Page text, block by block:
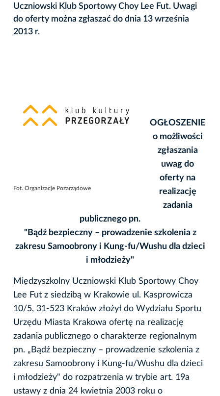
Uczniowski Klub Sportowy Choy Lee Fut. Uwagi
do oferty można zgłaszać do dnia 13 września
2013 r.
Fot. Organizacje Pozarządowe
OGŁOSZENIE
o możliwości
zgłaszania
uwag do
oferty na
realizację
zadania
publicznego pn.
"Bądź bezpieczny – prowadzenie szkolenia z
zakresu Samoobrony i Kung-fu/Wushu dla dzieci
i młodzieży"
Międzyszkolny Uczniowski Klub Sportowy Choy
Lee Fut z siedzibą w Krakowie ul. Kasprowicza
10/5, 31-523 Kraków złożył do Wydziału Sportu
Urzędu Miasta Krakowa ofertę na realizację
zadania publicznego o charakterze regionalnym
pn. „Bądź bezpieczny – prowadzenie szkolenia z
zakresu Samoobrony i Kung-fu/Wushu dla dzieci
i młodzieży" do rozpatrzenia w trybie art. 19a
ustawy z dnia 24 kwietnia 2003 roku o